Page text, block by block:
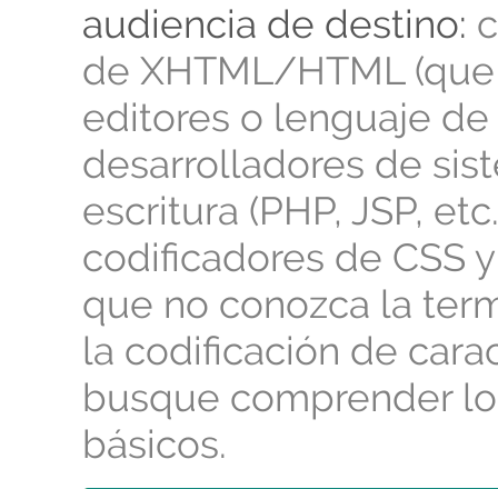
audiencia de destino:
de XHTML/HTML
editores o lenguaje de
desarrolladores de
escritura (PHP, JSP,
codificadores de CSS
que no conozca la
la codificación de
busque comprender
básicos.